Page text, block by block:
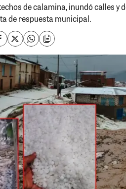
de calamina, inundó calles y
de respuesta municipal.